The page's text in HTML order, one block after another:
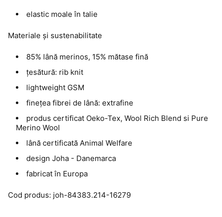
elastic moale în talie
Materiale și sustenabilitate
85% lână merinos, 15% mătase fină
țesătură: rib knit
lightweight GSM
finețea fibrei de lână: extrafine
produs certificat Oeko-Tex, Wool Rich Blend si Pure
Merino Wool
lână certificată Animal Welfare
design Joha - Danemarca
fabricat în Europa
Cod produs: joh-84383.214-16279